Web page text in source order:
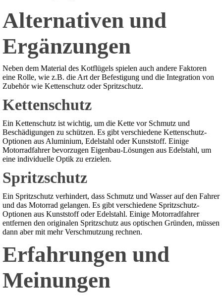
Alternativen und
Ergänzungen
Neben dem Material des Kotflügels spielen auch andere Faktoren
eine Rolle, wie z.B. die Art der Befestigung und die Integration von
Zubehör wie Kettenschutz oder Spritzschutz.
Kettenschutz
Ein Kettenschutz ist wichtig, um die Kette vor Schmutz und
Beschädigungen zu schützen. Es gibt verschiedene Kettenschutz-
Optionen aus Aluminium, Edelstahl oder Kunststoff. Einige
Motorradfahrer bevorzugen Eigenbau-Lösungen aus Edelstahl, um
eine individuelle Optik zu erzielen.
Spritzschutz
Ein Spritzschutz verhindert, dass Schmutz und Wasser auf den Fahrer
und das Motorrad gelangen. Es gibt verschiedene Spritzschutz-
Optionen aus Kunststoff oder Edelstahl. Einige Motorradfahrer
entfernen den originalen Spritzschutz aus optischen Gründen, müssen
dann aber mit mehr Verschmutzung rechnen.
Erfahrungen und
Meinungen